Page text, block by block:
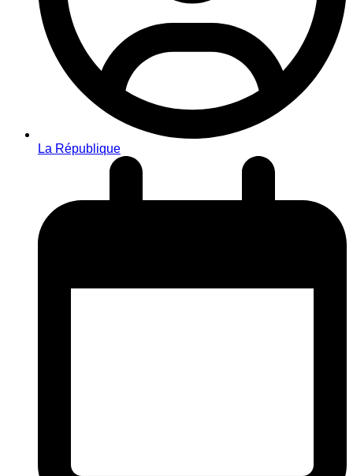
La République